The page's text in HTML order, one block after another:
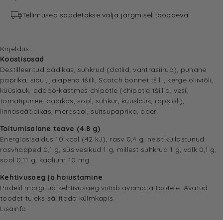
Tellimused saadetakse välja järgmisel tööpäeval
Kirjeldus
Koostisosad
Destilleeritud äädikas, suhkrud (datlid, vahtrasiirup), punane
paprika, sibul, jalapeno tšilli, Scotch bonnet tšilli, kerge oliiviõli,
küüslauk, adobo-kastmes chipotle (chipotle tšillid, vesi,
tomatipüree, äädikas, sool, suhkur, küüslauk, rapsiõli),
linnaseäädikas, meresool, suitsupaprika, oder.
Toitumisalane teave (4.8 g)
Energiasisaldus 10 kcal (42 kJ), rasv 0,4 g, neist küllastunud
rasvhapped 0,1 g, süsivesikud 1 g, millest suhkrud 1 g, valk 0,1 g,
sool 0,11 g, kaalium 10 mg
Kehtivusaeg ja hoiustamine
Pudelil märgitud kehtivusaeg viitab avamata tootele. Avatud
toodet tuleks säilitada külmkapis.
Lisainfo